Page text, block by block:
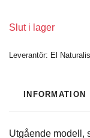
Slut i lager
Leverantör: El
INFORMATION
Utgående modell,